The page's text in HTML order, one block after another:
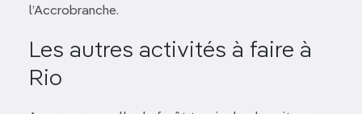
l’Accrobranche.
Les autres activités à faire à
Rio